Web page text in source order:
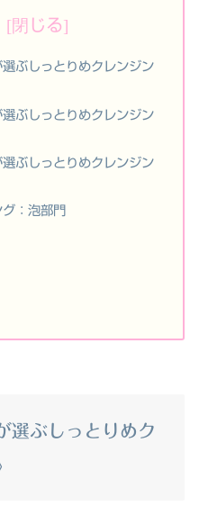
選ぶしっとりめクレンジン
選ぶしっとりめクレンジン
選ぶしっとりめクレンジン
：泡部門
選ぶしっとりめク